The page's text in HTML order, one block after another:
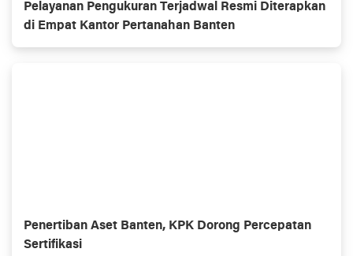
Pelayanan Pengukuran Terjadwal Resmi Diterapkan
di Empat Kantor Pertanahan Banten
Penertiban Aset Banten, KPK Dorong Percepatan
Sertifikasi